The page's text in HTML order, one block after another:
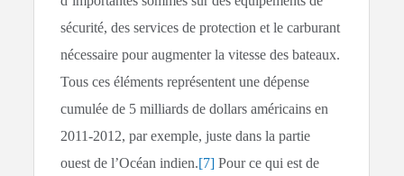
sécurité, des services de protection et le carburant
nécessaire pour augmenter la vitesse des bateaux.
Tous ces éléments représentent une dépense
cumulée de 5 milliards de dollars américains en
2011-2012, par exemple, juste dans la partie
ouest de l’Océan indien.[7] Pour ce qui est de